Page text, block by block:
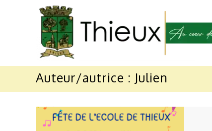
Mairie
de
Au
Auteur/autrice : Julien